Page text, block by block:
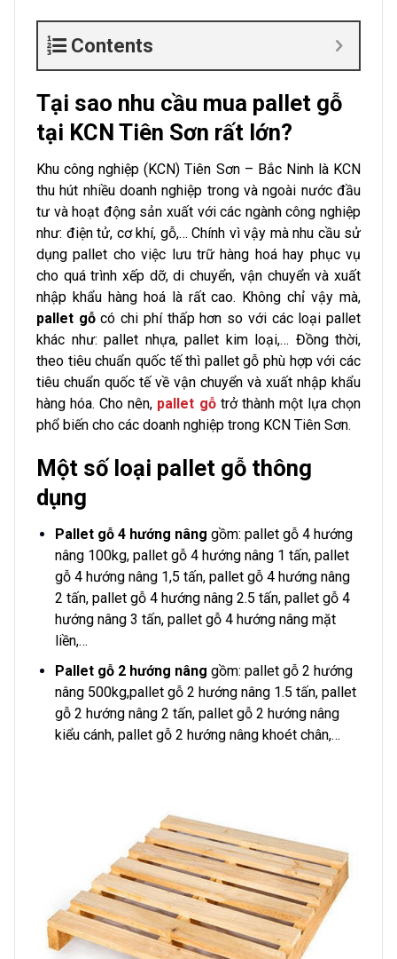
Contents
Tại sao nhu cầu mua pallet gỗ
tại KCN Tiên Sơn rất lớn?
Khu công nghiệp (KCN) Tiên Sơn – Bắc Ninh là KCN
thu hút nhiều doanh nghiệp trong và ngoài nước đầu
tư và hoạt động sản xuất với các ngành công nghiệp
như: điện tử, cơ khí, gỗ,… Chính vì vậy mà nhu cầu sử
dụng pallet cho việc lưu trữ hàng hoá hay phục vụ
cho quá trình xếp dỡ, di chuyển, vận chuyển và xuất
nhập khẩu hàng hoá là rất cao. Không chỉ vậy mà,
pallet gỗcó chi phí thấp hơn so với các loại pallet
khác như: pallet nhựa, pallet kim loại,… Đồng thời,
theo tiêu chuẩn quốc tế thì pallet gỗ phù hợp với các
tiêu chuẩn quốc tế về vận chuyển và xuất nhập khẩu
hàng hóa. Cho nên, pallet gỗtrở thành một lựa chọn
phổ biến cho các doanh nghiệp trong KCN Tiên Sơn.
Một số loại pallet gỗ thông
dụng
Pallet gỗ 4 hướng nâng gồm: pallet gỗ 4 hướng
nâng 100kg, pallet gỗ 4 hướng nâng 1 tấn, pallet
gỗ 4 hướng nâng 1,5 tấn, pallet gỗ 4 hướng nâng
2 tấn, pallet gỗ 4 hướng nâng 2.5 tấn, pallet gỗ 4
hướng nâng 3 tấn, pallet gỗ 4 hướng nâng mặt
liền,…
Pallet gỗ 2 hướng nâng gồm: pallet gỗ 2 hướng
nâng 500kg,pallet gỗ 2 hướng nâng 1.5 tấn, pallet
gỗ 2 hướng nâng 2 tấn, pallet gỗ 2 hướng nâng
kiểu cánh, pallet gỗ 2 hướng nâng khoét chân,…